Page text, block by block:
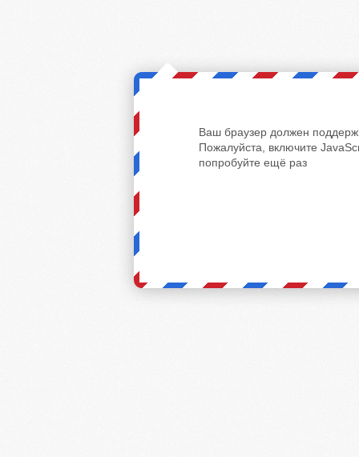
Ваш браузер должен
Пожалуйста, включите
попробуйте ещё раз